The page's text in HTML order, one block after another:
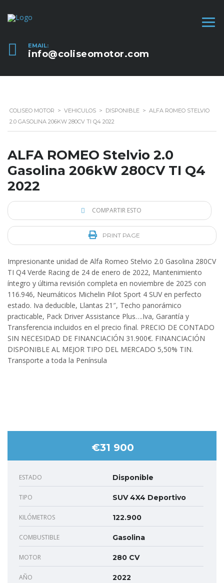
EMAIL:
info@coliseomotor.com
COLISEO MOTOR > VEHICULOS > DISPONIBLE > ALFA ROMEO STELVIO
2.0 GASOLINA 206KW 280CV TI Q4 2022
ALFA ROMEO Stelvio 2.0
Gasolina 206kW 280CV TI Q4
2022
COMPARTIR ESTO
PRINT PAGE
Impresionante unidad de Alfa Romeo Stelvio 2.0 Gasolina 280CV
TI Q4 Verde Racing de 24 de enero de 2022, Mantenimiento
íntegro y última revisión completa en noviembre de 2025 con
116.946, Neumáticos Michelin Pilot Sport 4 SUV en perfecto
estado. Iva deducible, Llantas 21″, Techo panorámico
practicable, Pack Driver Assistance Plus….Iva, Garantía y
Transferencia incluidos en el precio final. PRECIO DE CONTADO
SIN NECESIDAD DE FINANCIACIÓN 31.900€. FINANCIACIÓN
DISPONIBLE AL MEJOR TIPO DEL MERCADO 5,50% TIN.
Transporte a toda la Península
€31 900
ESTADO Disponible
TIPO SUV 4X4 Deportivo
KILÓMETROS 122.900
COMBUSTIBLE Gasolina
MOTOR 280 CV
AÑO 2022